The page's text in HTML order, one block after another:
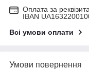
Оплата за
IBAN
Всі умови оплати
Умови повернення